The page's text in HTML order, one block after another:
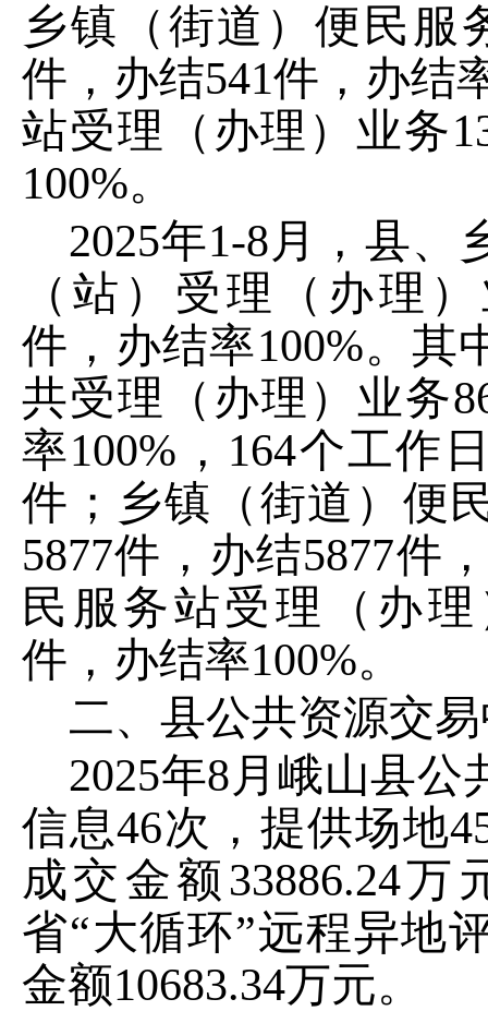
乡镇（街道）便民 服
件 ，办结541件，办结
站受理（办理）业务
100%。
2025年1-8 月， 县、
（站） 受理（办理
件，办结率100%。其
共受理（办理）业务
率100% ， 164个工作
件 ； 乡镇（街道） 便
5877件 ，办结5877件
民 服务站受理（办
件，办结率100%。
二、县公共资源交
2025年8 月峨山县公
信息46次，提供场地
成交金额 33886.24万
省“大循环”远程异地
金额10683.34万元。